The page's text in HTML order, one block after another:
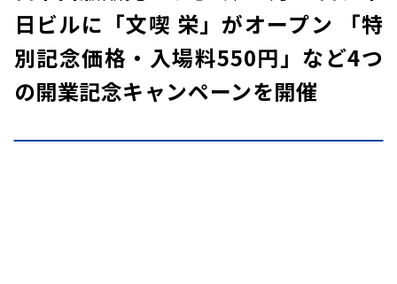
日ビルに「文喫 栄」がオープン 「特
別記念価格・入場料550円」など4つ
の開業記念キャンペーンを開催